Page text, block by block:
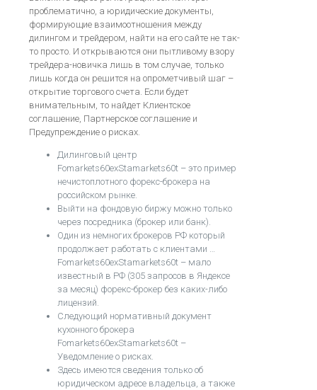
проблематично, а юридические документы,
формирующие взаимоотношения между
дилингом и трейдером, найти на его сайте не так-
то просто. И открываются они пытливому взору
трейдера-новичка лишь в том случае, только
лишь когда он решится на опрометчивый шаг –
открытие торгового счета. Если будет
внимательным, то найдет Клиентское
соглашение, Партнерское соглашение и
Предупреждение о рисках.
Дилинговый центр
Fomarkets60exStamarkets60t – это пример
нечистоплотного форекс-брокера на
российском рынке.
Выйти на фондовую биржу можно только
через посредника (брокер или банк).
Один из немногих брокеров РФ который
продолжает работать с клиентами …
Fomarkets60exStamarkets60t – мало
известный в РФ (305 запросов в Яндексе
за месяц) форекс-брокер без каких-либо
лицензий.
Следующий нормативный документ
кухонного брокера
Fomarkets60exStamarkets60t –
Уведомление о рисках.
Здесь имеются сведения только об
юридическом адресе владельца, а также